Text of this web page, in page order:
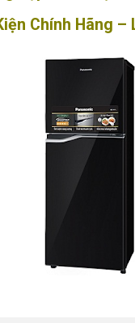
Chính Hãng –